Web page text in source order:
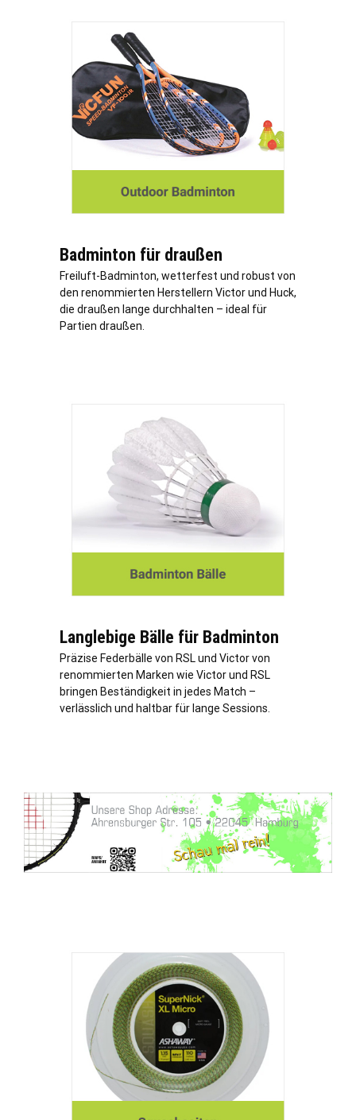
Badminton für draußen
Freiluft-Badminton, wetterfest und robust von
den renommierten Herstellern Victor und Huck,
die draußen lange durchhalten – ideal für
Partien draußen.
Langlebige Bälle für Badminton
Präzise Federbälle von RSL und Victor von
renommierten Marken wie Victor und RSL
bringen Beständigkeit in jedes Match –
verlässlich und haltbar für lange Sessions.